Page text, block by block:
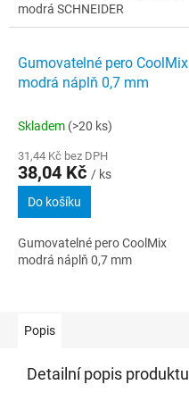
modrá SCHNEIDER
Gumovatelné pero CoolMix
modrá náplň 0,7 mm
Skladem (>20 ks)
31,44 Kč bez DPH
38,04 Kč / ks
Do košíku
Gumovatelné pero CoolMix
modrá náplň 0,7 mm
Popis
Detailní popis produktu